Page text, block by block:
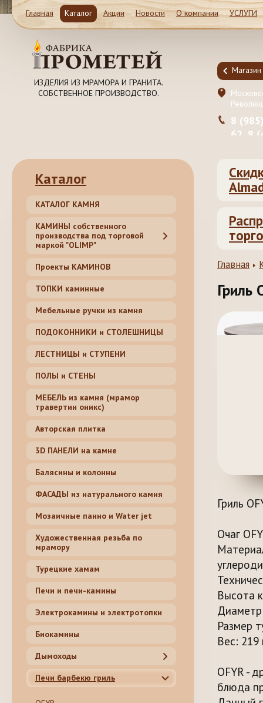
Главная Каталог Акции Новости О компании УСЛУГИ
ИЗДЕЛИЯ ИЗ МРАМОРА И ГРАНИТА.
СОБСТВЕННОЕ ПРОИЗВОДСТВО.
Магазин и Производство
Московская обл. Ленинский район, Молоково ул.
8
62, 8
Главная
Гриль
Гриль
Очаг
Высота
Размер
Вес: 219
OFYR -
блюда
Каталог
КАТАЛОГ КАМНЯ
КАМИНЫ собственного
производства под торговой
маркой "OLIMP"
Проекты КАМИНОВ
ТОПКИ каминные
Мебельные ручки из камня
ПОДОКОННИКИ и СТОЛЕШНИЦЫ
ЛЕСТНИЦЫ и СТУПЕНИ
ПОЛЫ и СТЕНЫ
МЕБЕЛЬ из камня (мрамор
травертин оникс)
Авторская плитка
3D ПАНЕЛИ на камне
Балясины и колонны
ФАСАДЫ из натурального камня
Мозаичные панно и Water jet
Художественная резьба по
мрамору
Турецкие хамам
Печи и печи-камины
Электрокамины и электротопки
Биокамины
Дымоходы
Печи барбекю гриль